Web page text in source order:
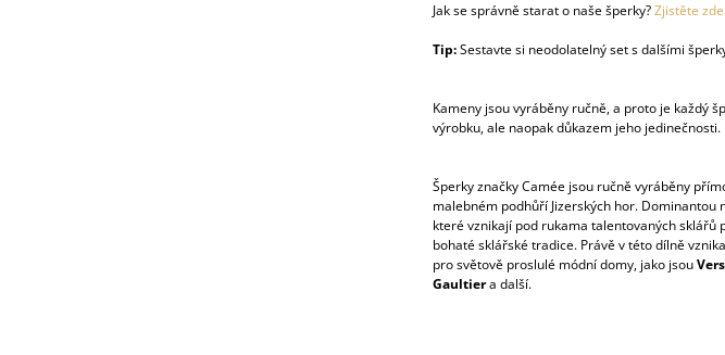
Jak se správně starat o naše šperky?Zjistěte
Tip:Sestavte si neodolatelný set s dalšími
Kameny jsou vyráběny ručně, a proto je každý
výrobku, ale naopak důkazem jeho jedinečnosti.
Šperky značky Camée jsou ručně vyráběny
malebném podhůří Jizerských hor.
které vznikají pod rukama talentovaných sklářů
bohaté sklářské tradice. Právě v této dílně
pro světově proslulé módní domy, jako jsou
Gaultiera další.